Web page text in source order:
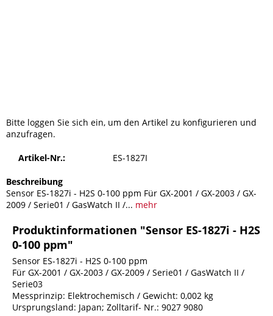
Bitte loggen Sie sich ein, um den Artikel zu konfigurieren und
anzufragen.
Artikel-Nr.: ES-1827I
Beschreibung
Sensor ES-1827i - H2S 0-100 ppm Für GX-2001 / GX-2003 / GX-
2009 / Serie01 / GasWatch II /... mehr
Produktinformationen "Sensor ES-1827i - H2S
0-100 ppm"
Sensor ES-1827i - H2S 0-100 ppm
Für GX-2001 / GX-2003 / GX-2009 / Serie01 / GasWatch II /
Serie03
Messprinzip: Elektrochemisch / Gewicht: 0,002 kg
Ursprungsland: Japan; Zolltarif- Nr.: 9027 9080